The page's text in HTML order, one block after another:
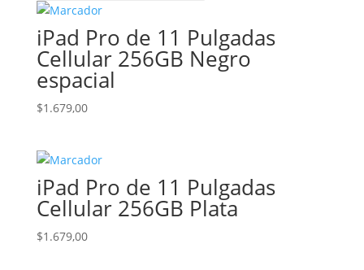
iPad Pro de 11 Pulgadas
Cellular 256GB Negro
espacial
$1.679,00
iPad Pro de 11 Pulgadas
Cellular 256GB Plata
$1.679,00